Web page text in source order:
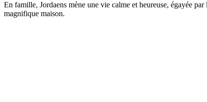
En famille, Jordaens mène une vie calme et heureuse, égayée
magnifique maison.